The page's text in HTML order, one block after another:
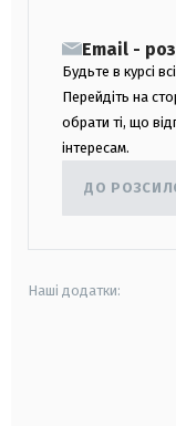
Email -
Будьте в курсі
Перейдіть на
обрати ті, що
інтересам.
ДО
Наші додатки: